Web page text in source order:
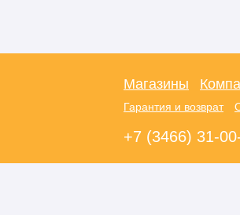
Магазины
Гарантия и возврат
+7 (3466) 31-